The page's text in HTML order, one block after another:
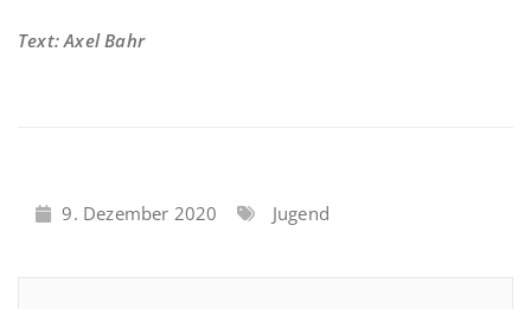
Text: Axel Bahr
9. Dezember 2020 Jugend